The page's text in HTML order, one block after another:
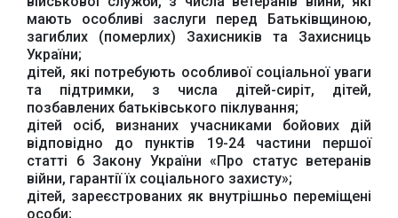
мають особливі заслуги перед Батьківщиною,
загиблих (померлих) Захисників та Захисниць
України;
дітей, які потребують особливої соціальної уваги
та підтримки, з числа дітей-сиріт, дітей,
позбавлених батьківського піклування;
дітей осіб, визнаних учасниками бойових дій
відповідно до пунктів 19-24 частини першої
статті 6 Закону України «Про статус ветеранів
війни, гарантії їх соціального захисту»;
дітей, зареєстрованих як внутрішньо переміщені
особи;